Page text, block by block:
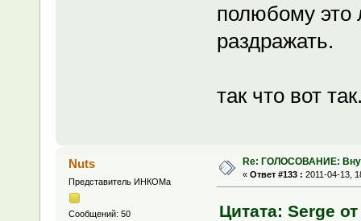
полюбому это
раздражать.
так что вот
Nuts
Представитель ИНКОМа
Сообщений: 50
Re: ГОЛОСОВАНИЕ:
« Ответ #133 : 2011-04-13,
Цитата: Serge